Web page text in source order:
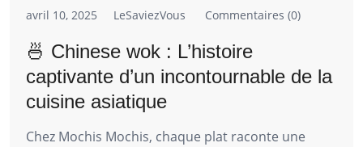
avril 10, 2025 LeSaviezVous Commentaires (0)
🍜 Chinese wok : L’histoire
captivante d’un incontournable de la
cuisine asiatique
Chez Mochis Mochis, chaque plat raconte une